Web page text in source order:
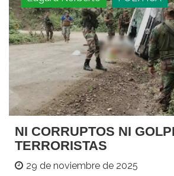
NI CORRUPTOS NI
TERRORISTAS
29 de noviembre de 2025